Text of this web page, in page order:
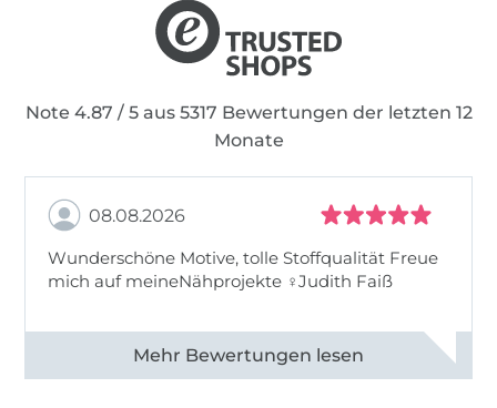
Note 4.87 / 5 aus 5317 Bewertungen der letzten 12
Monate
08.08.2026
Wunderschöne Motive, tolle Stoffqualität Freue
mich auf meineNähprojekte ♀Judith Faiß
Alle 82990 Bewertungen ansehen